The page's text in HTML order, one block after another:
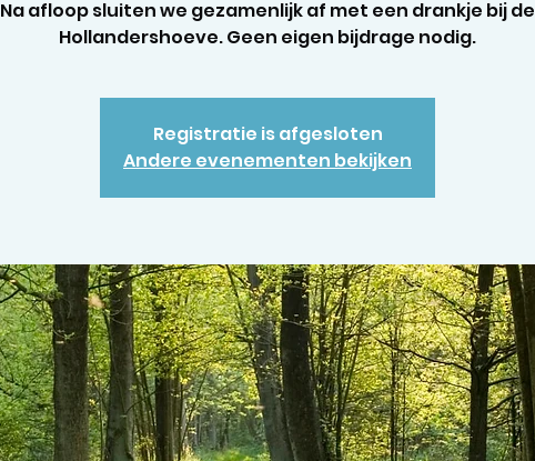
Na afloop sluiten we gezamenlijk af met een drankje bij de
Hollandershoeve. Geen eigen bijdrage nodig.
Registratie is afgesloten
Andere evenementen bekijken